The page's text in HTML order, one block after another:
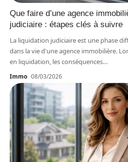
Que faire d’une agence
judiciaire : étapes clés à suivre
La liquidation judiciaire est une phase
dans la vie d'une agence immobilière.
en liquidation, les conséquences…
Immo 08/03/2026